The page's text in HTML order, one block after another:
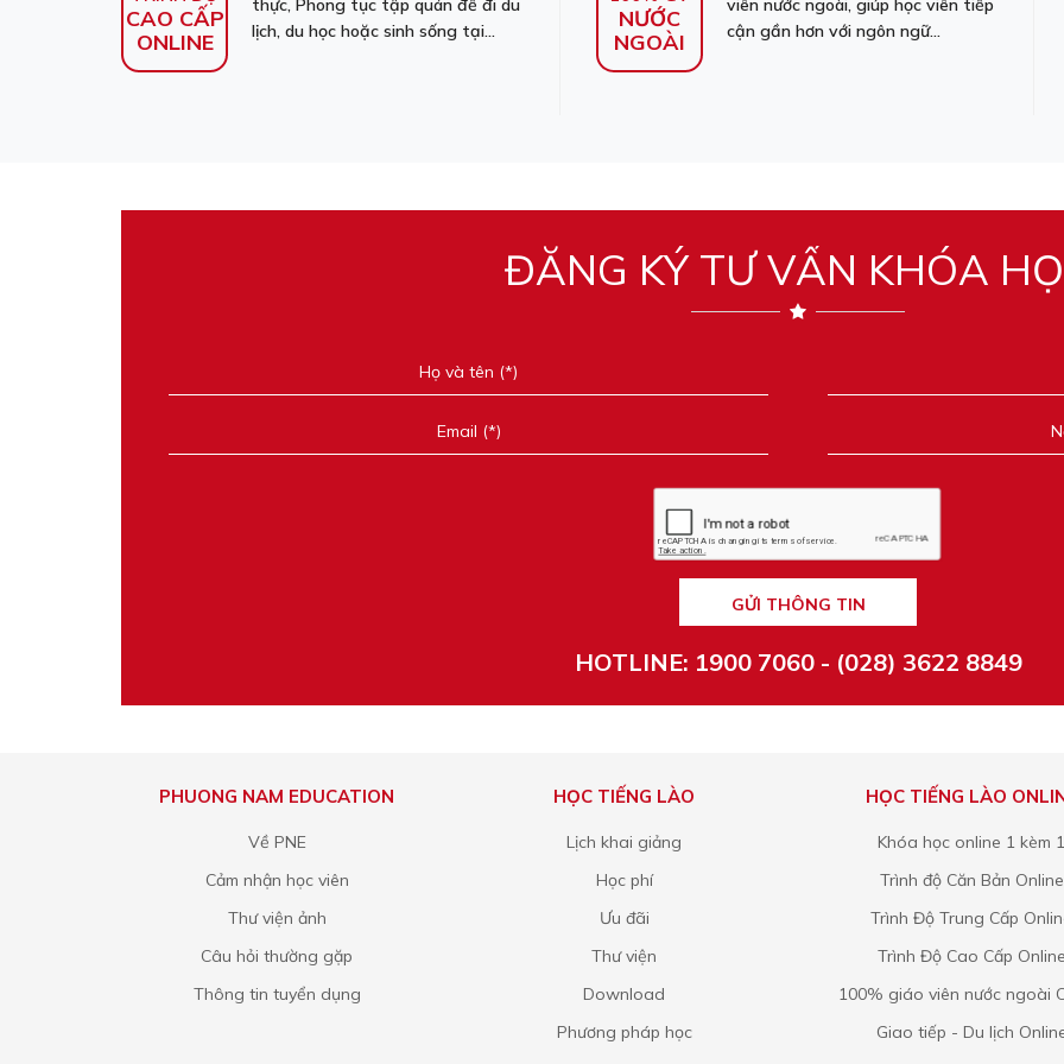
CAO CẤP
ONLINE
thực, Phong tục tập quán để đi du
lịch, du học hoặc sinh sống tại...
NƯỚC
NGOÀI
viên nước ngoài, giúp học viên tiếp
cận gần hơn với ngôn ngữ...
ĐĂNG KÝ TƯ VẤN KHÓA
GỬI THÔNG TIN
HOTLINE: 1900 7060 - (028) 3622 8849
PHUONG NAM EDUCATION
Về PNE
Cảm nhận học viên
Thư viện ảnh
Câu hỏi thường gặp
Thông tin tuyển dụng
HỌC TIẾNG LÀO
Lịch khai giảng
Học phí
Ưu đãi
Thư viện
Download
Phương pháp học
HỌC TIẾNG LÀO
Khóa học online 1 kèm
Trình độ Căn Bản Online
Trình Độ Trung Cấp
Trình Độ Cao Cấp
100% giáo viên nước ngoài
Giao tiếp - Du lịch